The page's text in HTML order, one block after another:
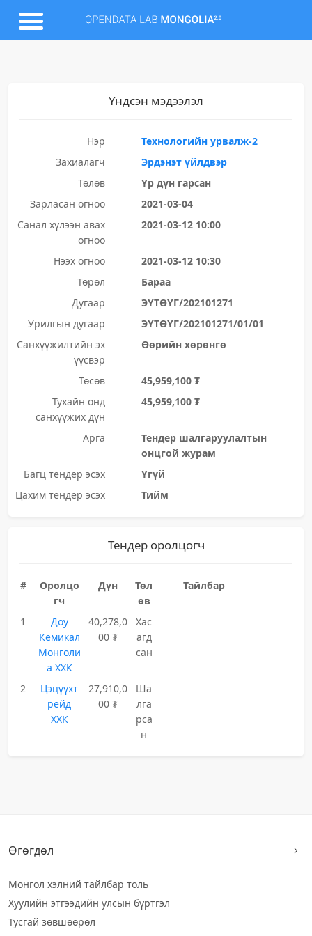
Үндсэн мэдээлэл
Нэр
Технологийн урвалж-2
Захиалагч
Эрдэнэт үйлдвэр
Төлөв
Үр дүн гарсан
Зарласан огноо
2021-03-04
Санал хүлээн авах
огноо
2021-03-12 10:00
Нээх огноо
2021-03-12 10:30
Төрөл
Бараа
Дугаар
ЭҮТӨҮГ/202101271
Урилгын дугаар
ЭҮТӨҮГ/202101271/01/01
Санхүүжилтийн эх
үүсвэр
Өөрийн хөрөнгө
Төсөв
45,959,100 ₮
Тухайн онд
санхүүжих дүн
45,959,100 ₮
Арга
Тендер шалгаруулалтын
онцгой журам
Багц тендер эсэх
Үгүй
Цахим тендер эсэх
Тийм
Тендер оролцогч
#
Оролцо
гч
Дүн
Төл
өв
Тайлбар
1
Доу
Кемикал
Монголи
а ХХК
40,278,0
00 ₮
Хас
агд
сан
2
Цэцүүхт
рейд
ХХК
27,910,0
00 ₮
Ша
лга
рса
н
Өгөгдөл
Монгол хэлний тайлбар толь
Хуулийн этгээдийн улсын бүртгэл
Тусгай зөвшөөрөл